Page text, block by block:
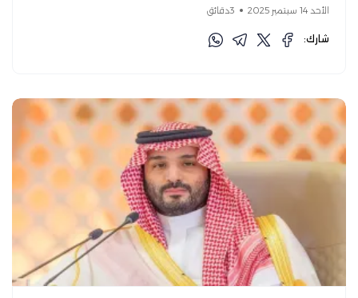
الأحد 14 سبتمبر 2025 3دقائق
شارك: